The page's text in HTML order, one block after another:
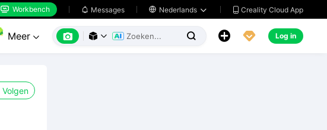
 Workbench  Messages  Nederlands   Creality Cloud App
Meer        Log in
Volgen